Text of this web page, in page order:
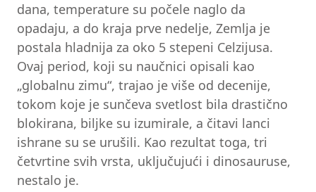
dana, temperature su počele naglo da
opadaju, a do kraja prve nedelje, Zemlja je
postala hladnija za oko 5 stepeni Celzijusa.
Ovaj period, koji su naučnici opisali kao
„globalnu zimu“, trajao je više od decenije,
tokom koje je sunčeva svetlost bila drastično
blokirana, biljke su izumirale, a čitavi lanci
ishrane su se urušili. Kao rezultat toga, tri
četvrtine svih vrsta, uključujući i dinosauruse,
nestalo je.